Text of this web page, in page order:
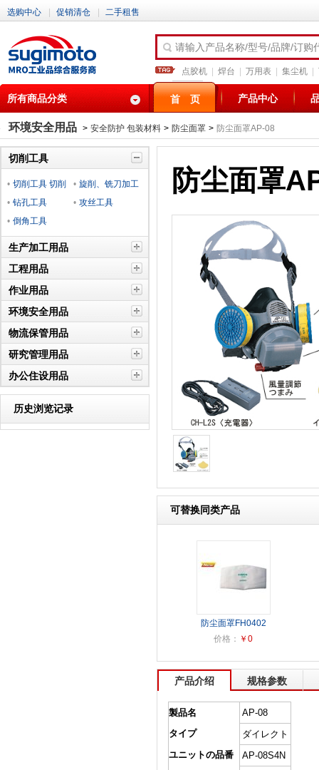
选购中心 促销清仓 二手租售
请输入产品名称/型号/品牌/订购
点胶机 焊台 万用表 集尘机
所有商品分类 首 页 产品中心
环境安全用品 > 安全防护 包装材料 > 防尘面罩 > 防尘面罩AP-08
切削工具
• 切削工具 切削
材料
• 旋削、铣刀加工
工具
• 钻孔工具 • 攻丝工具
• 倒角工具
生产加工用品
工程用品
作业用品
环境安全用品
物流保管用品
研究管理用品
办公住设用品
历史浏览记录
防尘面罩
可替换同类产品
防尘面罩FH0402
价格： ￥0
产品介绍 规格参数
製品名
AP-08
タイプ
ダイレクト
ユニットの品番
AP-08S4N